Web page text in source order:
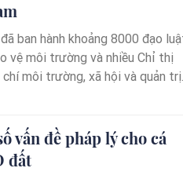
ban hành khoảng 8000 đạo
vệ môi trường và nhiều Chỉ thị
môi trường, xã hội và quản trị
vấn đề pháp lý cho cá
đất